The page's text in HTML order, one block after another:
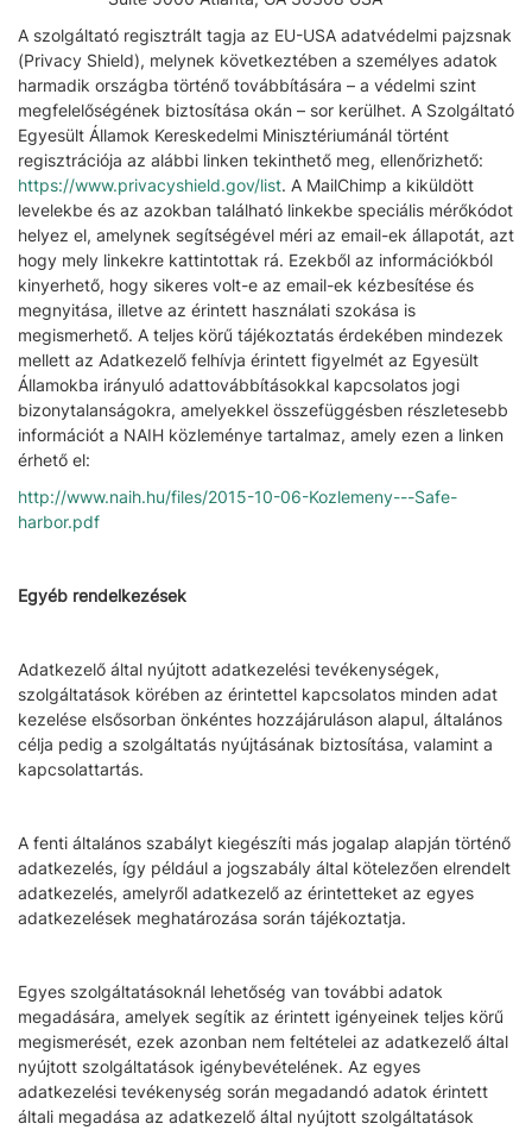
A szolgáltató regisztrált tagja az EU-USA adatvédelmi pajzsnak
(Privacy Shield), melynek következtében a személyes adatok
harmadik országba történő továbbítására – a védelmi szint
megfelelőségének biztosítása okán – sor kerülhet. A Szolgáltató
Egyesült Államok Kereskedelmi Minisztériumánál történt
regisztrációja az alábbi linken tekinthető meg, ellenőrizhető:
https://www.privacyshield.gov/list. A MailChimp a kiküldött
levelekbe és az azokban található linkekbe speciális mérőkódot
helyez el, amelynek segítségével méri az email-ek állapotát, azt
hogy mely linkekre kattintottak rá. Ezekből az információkból
kinyerhető, hogy sikeres volt-e az email-ek kézbesítése és
megnyitása, illetve az érintett használati szokása is
megismerhető. A teljes körű tájékoztatás érdekében mindezek
mellett az Adatkezelő felhívja érintett figyelmét az Egyesült
Államokba irányuló adattovábbításokkal kapcsolatos jogi
bizonytalanságokra, amelyekkel összefüggésben részletesebb
információt a NAIH közleménye tartalmaz, amely ezen a linken
érhető el:
http://www.naih.hu/files/2015-10-06-Kozlemeny---Safe-
harbor.pdf
Egyéb rendelkezések
Adatkezelő által nyújtott adatkezelési tevékenységek,
szolgáltatások körében az érintettel kapcsolatos minden adat
kezelése elsősorban önkéntes hozzájáruláson alapul, általános
célja pedig a szolgáltatás nyújtásának biztosítása, valamint a
kapcsolattartás.
A fenti általános szabályt kiegészíti más jogalap alapján történő
adatkezelés, így például a jogszabály által kötelezően elrendelt
adatkezelés, amelyről adatkezelő az érintetteket az egyes
adatkezelések meghatározása során tájékoztatja.
Egyes szolgáltatásoknál lehetőség van további adatok
megadására, amelyek segítik az érintett igényeinek teljes körű
megismerését, ezek azonban nem feltételei az adatkezelő által
nyújtott szolgáltatások igénybevételének. Az egyes
adatkezelési tevékenység során megadandó adatok érintett
általi megadása az adatkezelő által nyújtott szolgáltatások